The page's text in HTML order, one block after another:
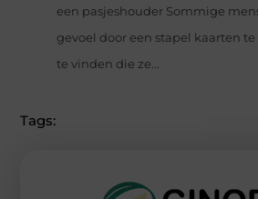
een pasjeshouder Sommige
gevoel door een stapel kaarten
te vinden die ze...
Tags: